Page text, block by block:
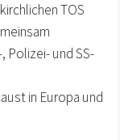
TOS
Polizei- und SS-
in Europa und